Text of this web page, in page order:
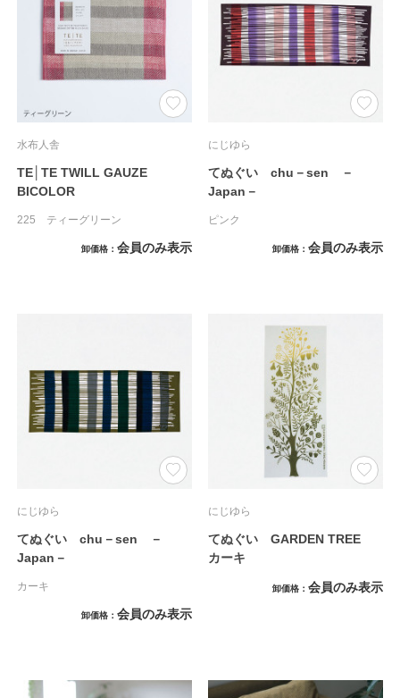
水布人舎
TE│TE TWILL GAUZE
BICOLOR
225 ティーグリーン
卸価格 会員のみ表示
にじゆら
てぬぐい chu－sen －
Japan－
ピンク
卸価格 会員のみ表示
にじゆら
てぬぐい chu－sen －
Japan－
カーキ
卸価格 会員のみ表示
にじゆら
てぬぐい GARDEN TREE
カーキ
卸価格 会員のみ表示